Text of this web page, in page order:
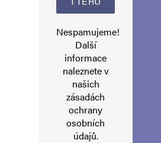
Nespamujeme!
Další
informace
naleznete v
našich
zásadách
ochrany
osobních
údajů.